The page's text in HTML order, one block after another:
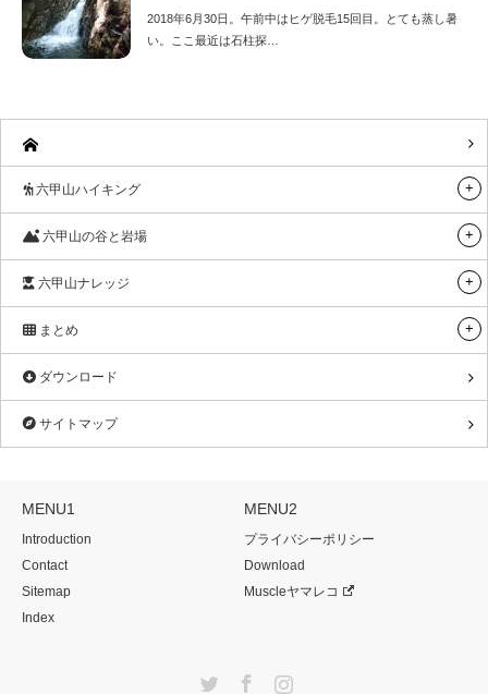
2018年6月30日。午前中はヒゲ脱毛15回目。とても蒸し暑
い。ここ最近は石柱探…
六甲山ハイキング
六甲山の谷と岩場
六甲山ナレッジ
まとめ
ダウンロード
サイトマップ
MENU1
Introduction
Contact
Sitemap
Index
MENU2
プライバシーポリシー
Download
Muscleヤマレコ